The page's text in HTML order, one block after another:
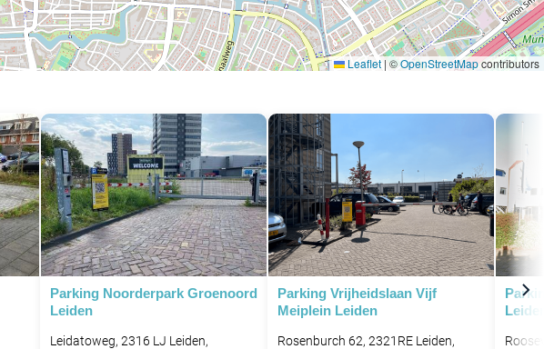
Leaflet | ©OpenStreetMapcontributors
Parking Noorderpark Groenoord
Leiden
Leidatoweg, 2316 LJ Leiden,
Parking Vrijheidslaan Vijf
Meiplein Leiden
Rosenburch 62, 2321RE Leiden,